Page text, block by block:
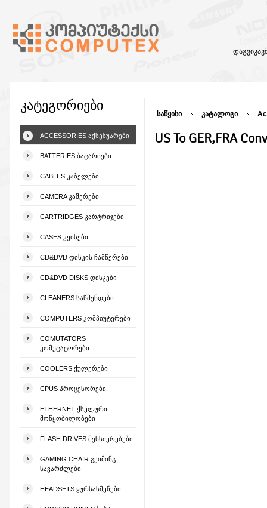
კატეგორიები
ACCESSORIES ᲐᲥᲡᲔᲡᲣᲐᲠᲔᲑᲘ
BATTERIES ᲑᲐᲢᲐᲠᲘᲔᲑᲘ
CABLES ᲙᲐᲑᲔᲚᲔᲑᲘ
CAMERA ᲙᲐᲛᲔᲠᲔᲑᲘ
CARTRIDGES ᲙᲐᲠᲢᲠᲘᲯᲔᲑᲘ
CASES ᲙᲔᲘᲡᲔᲑᲘ
CD&DVD ᲓᲘᲡᲙᲘᲡ ᲩᲐᲛᲬᲔᲠᲔᲑᲘ
CD&DVD DISKS ᲓᲘᲡᲙᲔᲑᲘ
CLEANERS ᲡᲐᲬᲛᲔᲜᲓᲔᲑᲘ
COMPUTERS ᲙᲝᲛᲞᲘᲣᲢᲔᲠᲔᲑᲘ
COMUTATORS
ᲙᲝᲛᲣᲢᲐᲢᲝᲠᲔᲑᲘ
COOLERS ᲥᲣᲚᲔᲠᲔᲑᲘ
CPUS ᲞᲠᲝᲪᲔᲡᲝᲠᲔᲑᲘ
ETHERNET ᲥᲡᲔᲚᲣᲠᲘ
ᲛᲝᲬᲧᲝᲑᲘᲚᲝᲑᲔᲑᲘ
FLASH DRIVES ᲛᲔᲮᲡᲘᲔᲠᲔᲑᲔᲑᲘ
GAMING CHAIR ᲒᲔᲘᲛᲘᲜᲒ
ᲡᲐᲕᲐᲠᲫᲚᲔᲑᲘ
HEADSETS ᲧᲣᲠᲡᲐᲡᲛᲔᲜᲔᲑᲘ
საწყისი კატალოგი
US To GER,FRA